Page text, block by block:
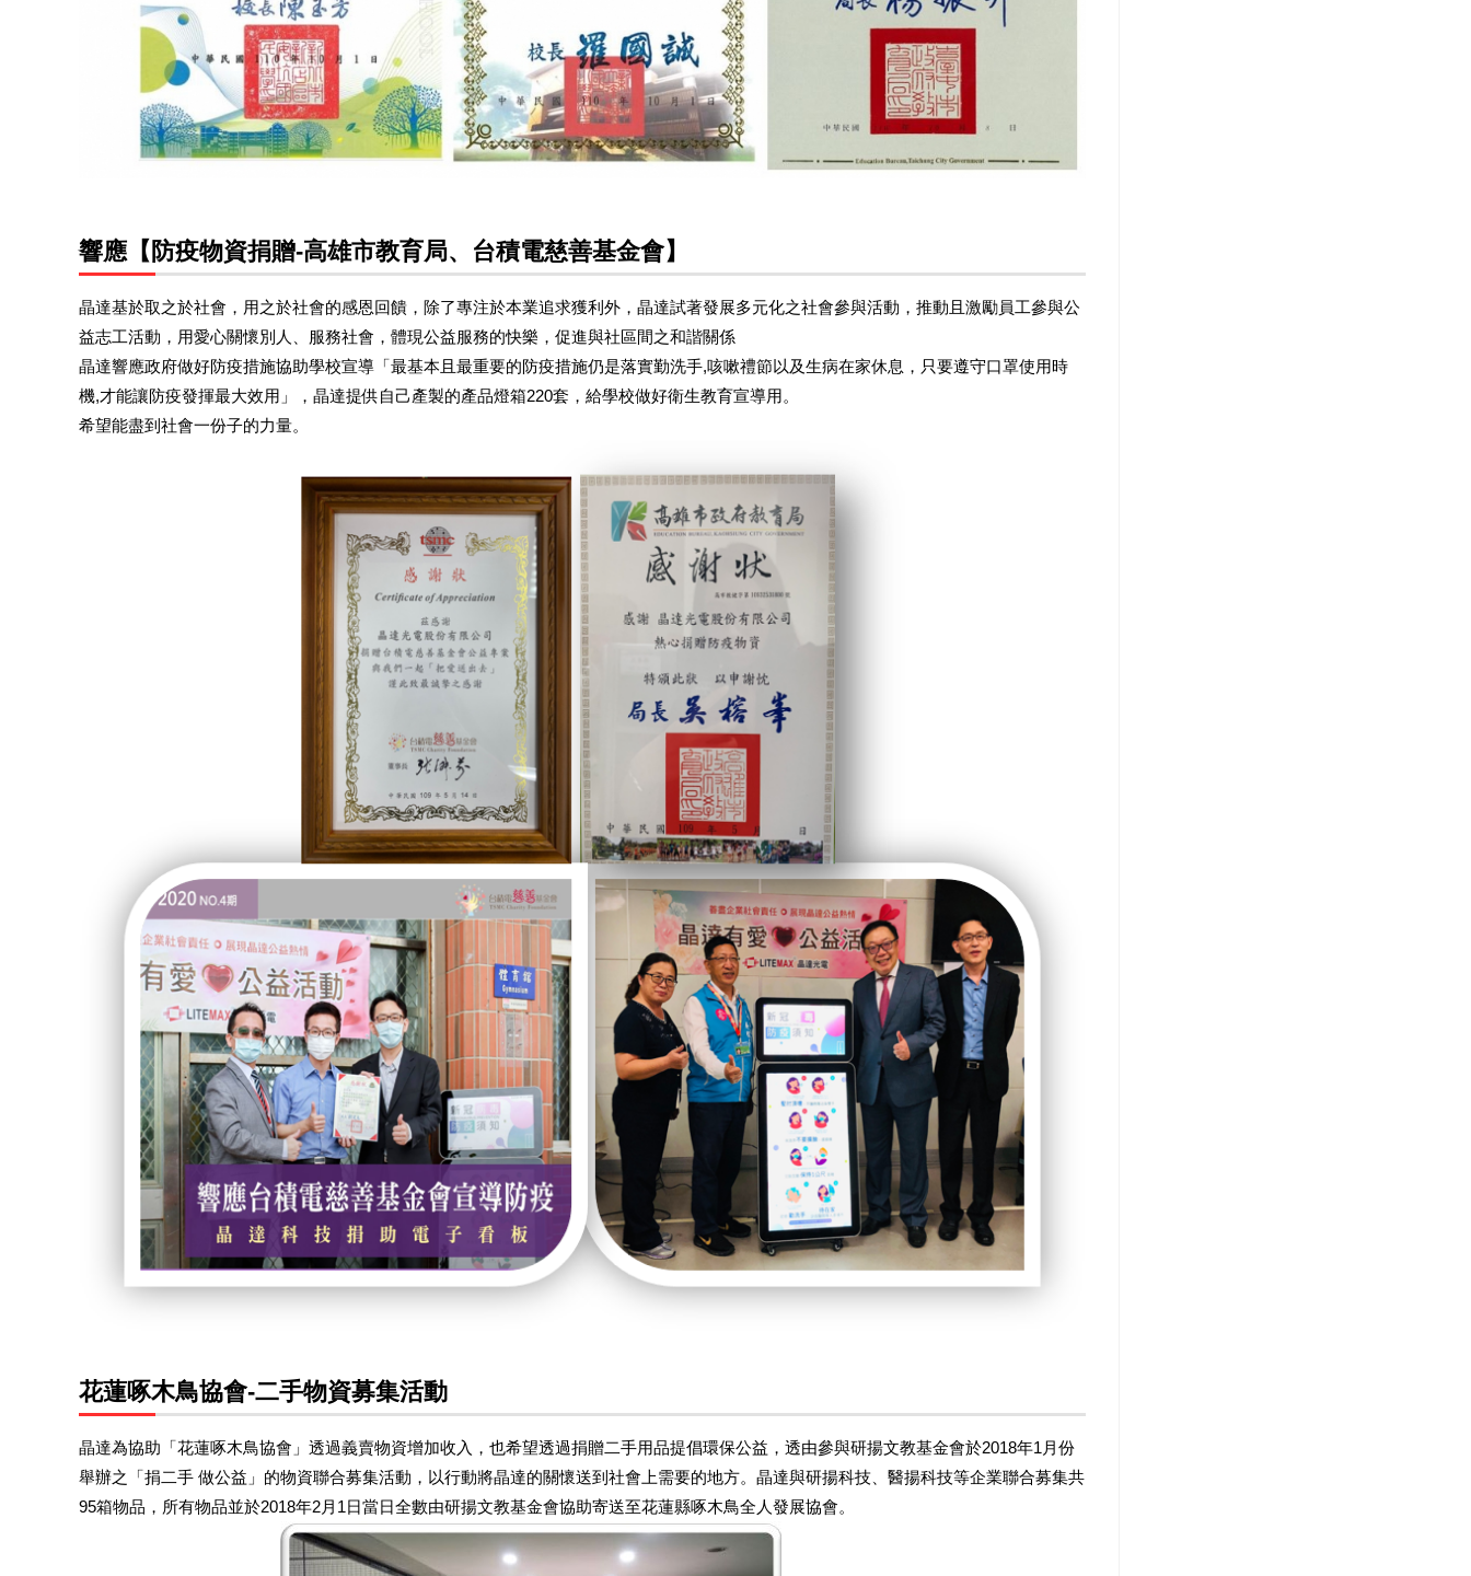
響應【防疫物資捐贈-高雄市教育局、台積電慈善基金會】
晶達基於取之於社會，用之於社會的感恩回饋，除了專注於本業追求獲利外，晶達試著發展多元化之社會參與活動，推動且激勵員工參與公
益志工活動，用愛心關懷別人、服務社會，體現公益服務的快樂，促進與社區間之和諧關係
晶達響應政府做好防疫措施協助學校宣導「最基本且最重要的防疫措施仍是落實勤洗手,咳嗽禮節以及生病在家休息，只要遵守口罩使用時
機,才能讓防疫發揮最大效用」，晶達提供自己產製的產品燈箱220套，給學校做好衛生教育宣導用。
希望能盡到社會一份子的力量。
花蓮啄木鳥協會-二手物資募集活動
晶達為協助「花蓮啄木鳥協會」透過義賣物資增加收入，也希望透過捐贈二手用品提倡環保公益，透由參與研揚文教基金會於2018年1月份
舉辦之「捐二手 做公益」的物資聯合募集活動，以行動將晶達的關懷送到社會上需要的地方。晶達與研揚科技、醫揚科技等企業聯合募集共
95箱物品，所有物品並於2018年2月1日當日全數由研揚文教基金會協助寄送至花蓮縣啄木鳥全人發展協會。